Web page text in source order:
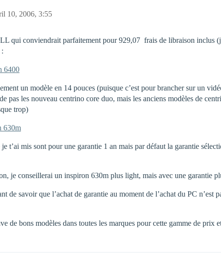
10, 2006, 3:55
qui conviendrait parfaitement pour 929,07  frais de libraison inclus
6400
un modèle en 14 pouces (puisque c’est pour brancher sur un
pas les nouveau centrino core duo, mais les anciens modèles de
trop)
630m
t’ai mis sont pour une garantie 1 an mais par défaut la garantie
je conseillerai un inspiron 630m plus light, mais avec une garantie
de savoir que l’achat de garantie au moment de l’achat du PC
de bons modèles dans toutes les marques pour cette gamme de prix